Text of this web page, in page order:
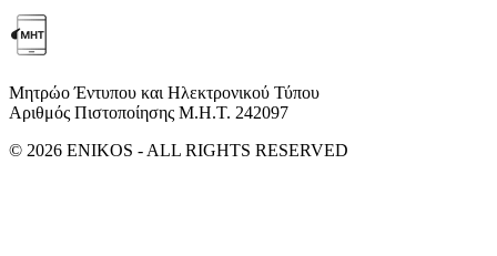
Μητρώο Έντυπου και Ηλεκτρονικού Τύπου
Αριθμός Πιστοποίησης Μ.Η.Τ. 242097
© 2026 ENIKOS - ALL RIGHTS RESERVED